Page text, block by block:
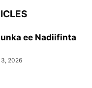
ee Nadiifinta
2026